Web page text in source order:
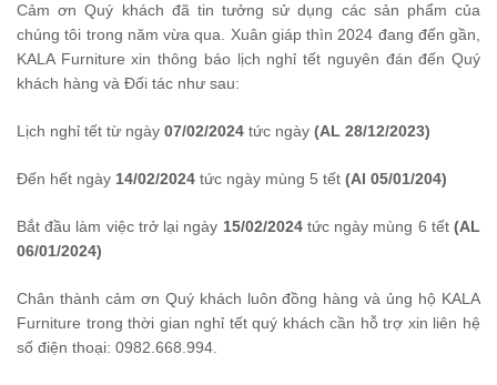
Cảm ơn Quý khách đã tin tưởng sử dụng các sản phẩm của
chúng tôi trong năm vừa qua. Xuân giáp thìn 2024 đang đến gần,
KALA Furniture xin thông báo lịch nghỉ tết nguyên đán đến Quý
khách hàng và Đối tác như sau:
Lịch nghỉ tết từ ngày 07/02/2024 tức ngày (AL 28/12/2023)
Đến hết ngày 14/02/2024 tức ngày mùng 5 tết (Al 05/01/204)
Bắt đầu làm việc trở lại ngày 15/02/2024tức ngày mùng 6 tết(AL
06/01/2024)
Chân thành cảm ơn Quý khách luôn đồng hàng và ủng hộ KALA
Furniture trong thời gian nghỉ tết quý khách cần hỗ trợ xin liên hệ
số điện thoại: 0982.668.994.